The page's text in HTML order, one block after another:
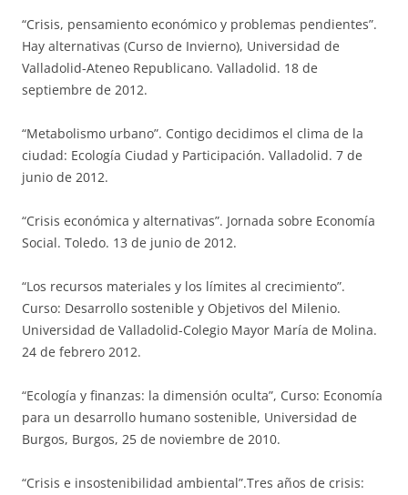
“Crisis, pensamiento económico y problemas pendientes”.
Hay alternativas (Curso de Invierno), Universidad de
Valladolid-Ateneo Republicano. Valladolid. 18 de
septiembre de 2012.
“Metabolismo urbano”. Contigo decidimos el clima de la
ciudad: Ecología Ciudad y Participación. Valladolid. 7 de
junio de 2012.
“Crisis económica y alternativas”. Jornada sobre Economía
Social. Toledo. 13 de junio de 2012.
“Los recursos materiales y los límites al crecimiento”.
Curso: Desarrollo sostenible y Objetivos del Milenio.
Universidad de Valladolid-Colegio Mayor María de Molina.
24 de febrero 2012.
“Ecología y finanzas: la dimensión oculta”, Curso: Economía
para un desarrollo humano sostenible, Universidad de
Burgos, Burgos, 25 de noviembre de 2010.
“Crisis e insostenibilidad ambiental”.Tres años de crisis: